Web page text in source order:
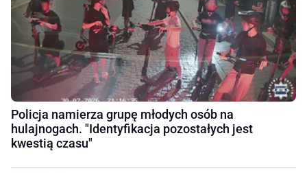
Policja namierza grupę młodych osób na
hulajnogach. "Identyfikacja pozostałych jest
kwestią czasu"